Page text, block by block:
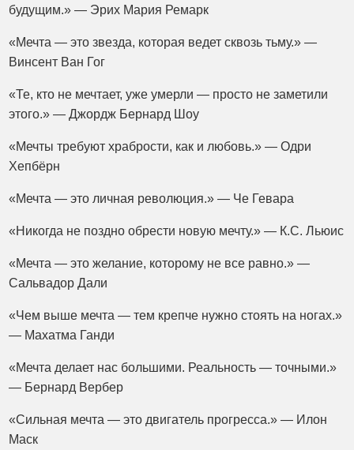
будущим.» — Эрих Мария Ремарк
«Мечта — это звезда, которая ведет сквозь тьму.» —
Винсент Ван Гог
«Те, кто не мечтает, уже умерли — просто не заметили
этого.» — Джордж Бернард Шоу
«Мечты требуют храбрости, как и любовь.» — Одри
Хепбёрн
«Мечта — это личная революция.» — Че Гевара
«Никогда не поздно обрести новую мечту.» — К.С. Льюис
«Мечта — это желание, которому не все равно.» —
Сальвадор Дали
«Чем выше мечта — тем крепче нужно стоять на ногах.»
— Махатма Ганди
«Мечта делает нас большими. Реальность — точными.»
— Бернард Вербер
«Сильная мечта — это двигатель прогресса.» — Илон
Маск